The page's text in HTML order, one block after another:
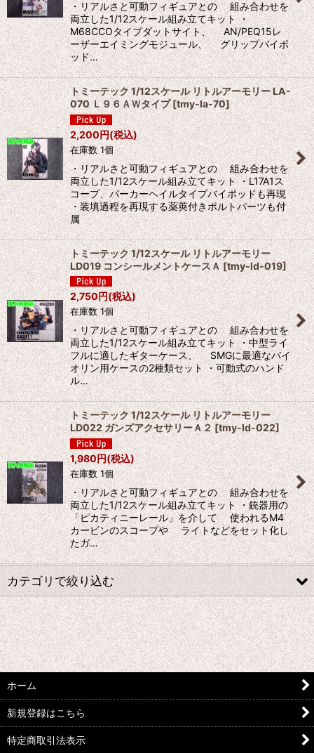
・リアルさと可動フィギュアとの 組み合わせを
両立した1/12スケール組み立てキット ・
M68CCOタイプダットサイト、 AN/PEQ15レ
ーザーエイミングモジュール、 グリップバイポ
ッド…
トミーテック 1/12スケール リトルアーモリー LA-
070 Ｌ９６ＡＷタイプ[tmy-la-70]
2,200円(税込)
在庫数 1個
・リアルさと可動フィギュアとの 組み合わせを
両立した1/12スケール組み立てキット ・L17A1ス
コープ、パーカーヘイルタイプバイポッドも再現
・装填過程を再現する薬莢付きボルトパーツも付
属
トミーテック 1/12スケール リトルアーモリー
LD019 コンシールメントケースＡ[tmy-ld-019]
2,750円(税込)
在庫数 1個
・リアルさと可動フィギュアとの 組み合わせを
両立した1/12スケール組み立てキット ・中型ライ
フルに適したギターケース、 SMGに最適なバイ
オリン用ケースの2種類セット ・可動式のハンド
ル…
トミーテック 1/12スケール リトルアーモリー
LD022 ガンズアクセサリーＡ２[tmy-ld-022]
1,980円(税込)
在庫数 1個
・リアルさと可動フィギュアとの 組み合わせを
両立した1/12スケール組み立てキット ・銃器用の
「ピカティニーレール」を介して 使われるM4
カービンのスコープや ライトなどをセット化し
たガ…
カテゴリで絞り込む
トミーテック (全商品)
リトルアーモリー
ホーム
新規登録はこちら
特定商取引法表示